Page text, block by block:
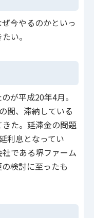
今やるのかといっ
い。
が平成20年4月。
間、滞納している
た。延滞金の問題
利息となってい
である堺ファーム
検討に至ったも